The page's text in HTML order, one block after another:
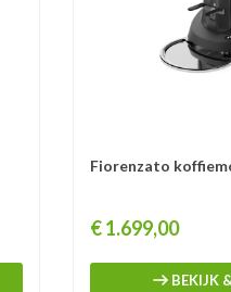
Fiorenzato
Prijs
€ 1.699,00
BEKIJK